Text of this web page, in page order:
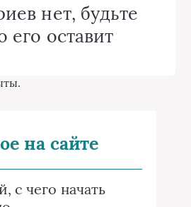
нет, будьте
его оставит
на сайте
с чего начать